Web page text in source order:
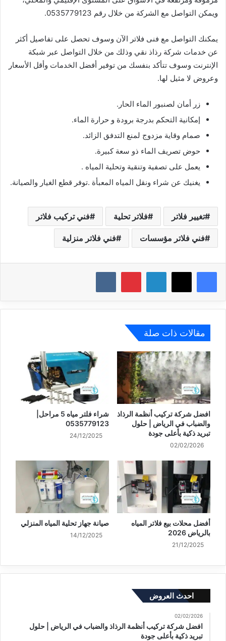
ويمكن التواصل مع الشركة من خلال رقم 0535779123.
يمكنك التواصل مع فنى فلاتر الآن وسوف تحصل على تفاصيل أكثر
عن خدمات شركة رذاذ نقي وذلك من خلال التواصل عبر شبكة
الإنترنت وسوف تتأكد بنفسك من توفير أفضل الخدمات وأقل الأسعار
وعروض لا مثيل لها.
زر أمان لصنبور الماء الحار.
إمكانية التحكم بدرجة برودة و حرارة الماء.
صمام وقاية مزدوج لمنع التدفق الزائد.
حوض تصريف الماء ذو سعة كبيرة.
يعمل على تصفية وتنقية وتحلية المياه .
يغنيك عن شراء ونقل المياه المعبأة .توفر قطع الغيار والصيانة.
تغيير فلاتر فلاتر تحلية فني تركيب فلاتر
فني فلاتر مؤسسات فني فلاتر منزلية
فيسبوك
X لينكدإنبينتيريست
مقالات ذات صلة
افضل شركة تركيب أنظمة الرذاذ
والضباب في الرياض | حلول
تبريد ذكية بأعلى جودة
02/02/2026
شراء فلتر مياه 5 مراحل|
0535779123
24/12/2025
أفضل محلات بيع فلاتر المياه
بالرياض 2026
21/12/2025
صيانة جهاز تحلية المياه المنزلي
14/12/2025
احدث العروض
02/02/2026
افضل شركة تركيب أنظمة الرذاذ والضباب في الرياض | حلول
تبريد ذكية بأعلى جودة